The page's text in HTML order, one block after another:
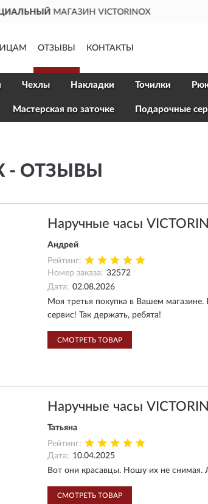
ДОСТАВИМПО ВСЕЙ
ОТЗЫВЫ КОНТАКТЫ
Чехлы Накладки Точилки
Мастерская по заточке Подарочные
- ОТЗЫВЫ
Наручные часы
Андрей
Рейтинг:
Номер заказа: 32572
Дата: 02.08.2026
Моя третья покупка в Вашем магазине.
сервис! Так держать, ребята!
СМОТРЕТЬ ТОВАР
Наручные часы
Татьяна
Рейтинг:
Дата: 10.04.2025
Вот они красавцы. Ношу их не снимая.
СМОТРЕТЬ ТОВАР